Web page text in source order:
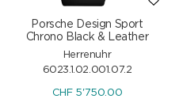
Porsche Design Sport
Chrono Black & Leather
Herrenuhr
6023.1.02.001.07.2
CHF5'750.00